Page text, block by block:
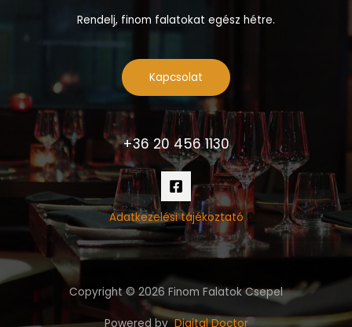
Rendelj, finom falatokat egész hétre.
Kapcsolat
+36 20 456 1130
Adatkezelési tájékoztató
Copyright © 2026 Finom Falatok Csepel
Powered byDigital Doctor